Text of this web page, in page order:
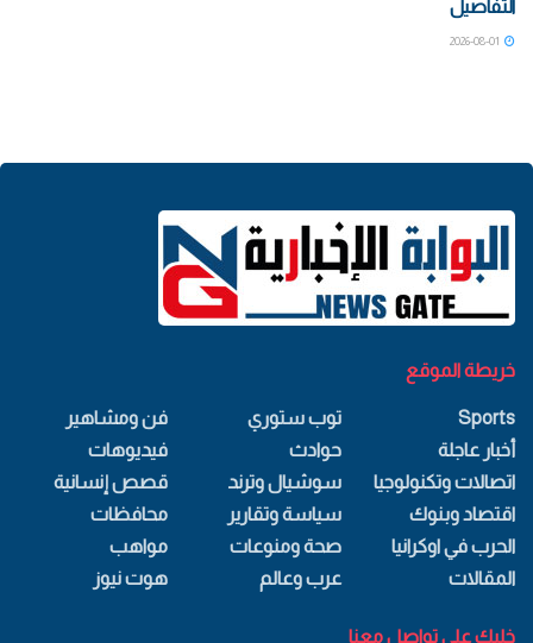
التفاصيل
خريطة الموقع
Sports
أخبار عاجلة
اتصالات وتكنولوجيا
اقتصاد وبنوك
الحرب في اوكرانيا
المقالات
توب ستوري
حوادث
سوشيال وترند
سياسة وتقارير
صحة ومنوعات
عرب وعالم
فن ومشاهير
فيديوهات
قصص إنسانية
محافظات
مواهب
هوت نيوز
خليك علي تواصل معنا